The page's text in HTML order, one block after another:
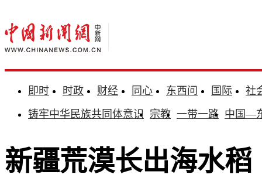
即时 时政 财经 同心 东西问 国际
社
铸牢中华民族共同体意识 宗教 一带一路 中国—
新疆荒漠长出海水稻